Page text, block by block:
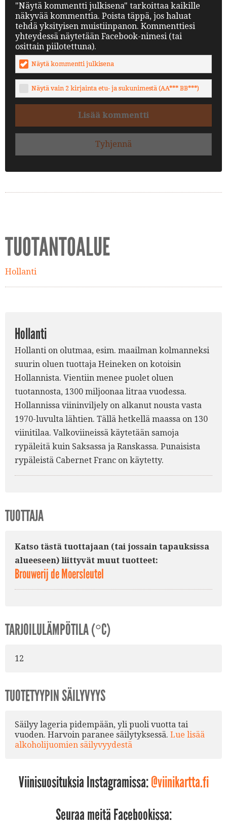
"Näytä kommentti julkisena" tarkoittaa kaikille
näkyvää kommenttia. Poista täppä, jos haluat
tehdä yksityisen muistiinpanon. Kommenttiesi
yhteydessä näytetään Facebook-nimesi (tai
osittain piilotettuna).
Näytä kommentti julkisena
Näytä vain 2 kirjainta etu- ja sukunimestä (AA*** BB***)
Lisää kommentti
Tyhjennä
TUOTANTOALUE
Hollanti
Hollanti
Hollanti on olutmaa, esim. maailman kolmanneksi
suurin oluen tuottaja Heineken on kotoisin
Hollannista. Vientiin menee puolet oluen
tuotannosta, 1300 miljoonaa litraa vuodessa.
Hollannissa viininviljely on alkanut nousta vasta
1970-luvulta lähtien. Tällä hetkellä maassa on 130
viinitilaa. Valkoviineissä käytetään samoja
rypäleitä kuin Saksassa ja Ranskassa. Punaisista
rypäleistä Cabernet Franc on käytetty.
TUOTTAJA
Katso tästä tuottajaan (tai jossain tapauksissa
alueeseen) liittyvät muut tuotteet:
Brouwerij de Moersleutel
TARJOILULÄMPÖTILA (°C)
12
TUOTETYYPIN SÄILYVYYS
Säilyy lageria pidempään, yli puoli vuotta tai
vuoden. Harvoin paranee säilytyksessä. Lue lisää
alkoholijuomien säilyvyydestä
Viinisuosituksia Instagramissa:@viinikartta.fi
Seuraa meitä Facebookissa: